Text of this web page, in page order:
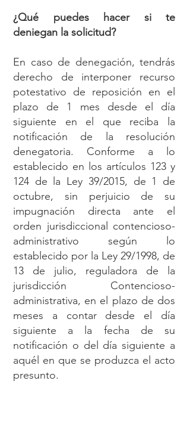
¿Qué puedes hacer si te
deniegan la solicitud?
En caso de denegación, tendrás
derecho de interponer recurso
potestativo de reposición en el
plazo de 1 mes desde el día
siguiente en el que reciba la
notificación de la resolución
denegatoria. Conforme a lo
establecido en los artículos 123 y
124 de la Ley 39/2015, de 1 de
octubre, sin perjuicio de su
impugnación directa ante el
orden jurisdiccional contencioso-
administrativo según lo
establecido por la Ley 29/1998, de
13 de julio, reguladora de la
jurisdicción Contencioso-
administrativa, en el plazo de dos
meses a contar desde el día
siguiente a la fecha de su
notificación o del día siguiente a
aquél en que se produzca el acto
presunto.